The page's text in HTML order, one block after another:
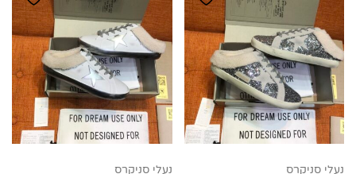
נעלי סניקרס נעלי סניקרס